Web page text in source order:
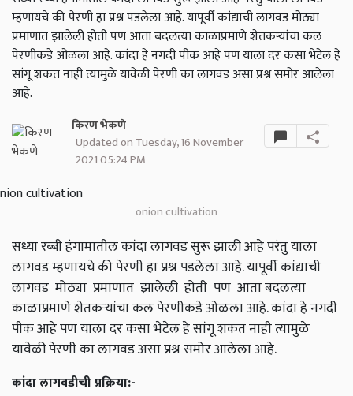
म्हणायचे की पेरणी हा प्रश्न पडलेला आहे. यापूर्वी कांद्याची लागवड मोठ्या
प्रमाणात झालेली होती पण आता बदलत्या काळाप्रमाणे शेतकऱ्यांचा कल
पेरणीकडे ओळला आहे. कांदा हे नगदी पीक आहे पण याला दर कसा भेटेल हे
सांगू शकत नाही त्यामुळे यावेळी पेरणी का लागवड असा प्रश्न समोर आलेला
आहे.
किरण भेकणे
Updated on Tuesday, 16 November
2021 05:24 PM
onion cultivation
सध्या रब्बी हंगामातील कांदा लागवड सुरू झाली आहे परंतु याला
लागवड म्हणायचे की पेरणी हा प्रश्न पडलेला आहे. यापूर्वी कांद्याची
लागवड मोठ्या प्रमाणात झालेली होती पण आता बदलत्या
काळाप्रमाणे शेतकऱ्यांचा कल पेरणीकडे ओळला आहे. कांदा हे नगदी
पीक आहे पण याला दर कसा भेटेल हे सांगू शकत नाही त्यामुळे
यावेळी पेरणी का लागवड असा प्रश्न समोर आलेला आहे.
कांदा लागवडीची प्रक्रिया:-